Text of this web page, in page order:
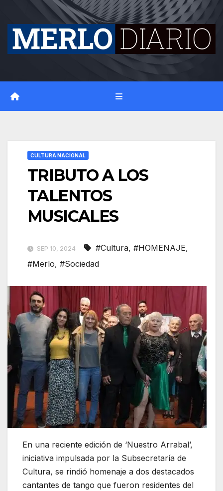
content
CULTURA NACIONAL
TRIBUTO A LOS
TALENTOS
MUSICALES
SEP 10, 2024 #Cultura, #HOMENAJE,
#Merlo, #Sociedad
En una reciente edición de ‘Nuestro Arrabal’,
iniciativa impulsada por la Subsecretaría de
Cultura, se rindió homenaje a dos destacados
cantantes de tango que fueron residentes del